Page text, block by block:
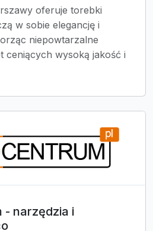
oferuje torebki
w sobie elegancję i
niepowtarzalne
ceniących wysoką jakość i
- narzędzia i